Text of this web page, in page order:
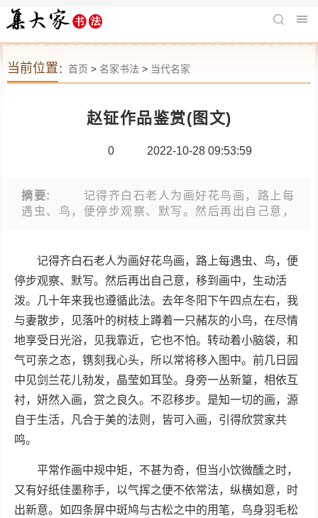
当前位置： 首页 > 名家书法 > 当代名家
赵钲作品鉴赏(图文)
0 2022-10-28 09:53:59
摘要:
记得齐白石老人为画好花鸟画，路上每
遇虫、鸟，便停步观察、默写。然后再出自己意，
记得齐白石老人为画好花鸟画，路上每遇虫、鸟，便
停步观察、默写。然后再出自己意，移到画中，生动活
泼。几十年来我也遵循此法。去年冬阳下午四点左右，我
与妻散步，见落叶的树枝上蹲着一只赭灰的小鸟，在尽情
地享受日光浴，见我靠近，它也不怕。转动着小脑袋，和
气可亲之态，镌刻我心头，所以常将移入图中。前几日园
中见剑兰花儿勃发，晶莹如耳坠。身旁一丛新篁，相依互
衬，妍然入画，赏之良久。不忍移步。是知一切的画，源
自于生活，凡合于美的法则，皆可入画，引得欣赏家共
鸣。
平常作画中规中矩，不甚为奇，但当小饮微醺之时，
又有好纸佳墨称手，以气挥之便不依常法，纵横如意，时
出新意。如四条屏中斑鸠与古松之中的用笔，鸟身羽毛松